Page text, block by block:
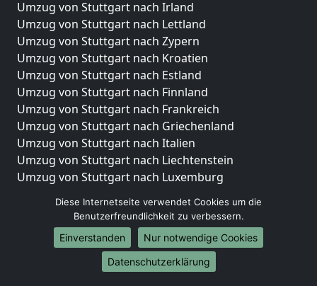
Umzug von Stuttgart nach Irland
Umzug von Stuttgart nach Lettland
Umzug von Stuttgart nach Zypern
Umzug von Stuttgart nach Kroatien
Umzug von Stuttgart nach Estland
Umzug von Stuttgart nach Finnland
Umzug von Stuttgart nach Frankreich
Umzug von Stuttgart nach Griechenland
Umzug von Stuttgart nach Italien
Umzug von Stuttgart nach Liechtenstein
Umzug von Stuttgart nach Luxemburg
Umzug von Stuttgart nach Norwegen
Umzüge-Deutschlandweit
Umzug von Stuttgart nach Berlin
Diese Internetseite verwendet Cookies um die
Benutzerfreundlichkeit zu verbessern.
Einverstanden
Nur notwendige Cookies
Datenschutzerklärung